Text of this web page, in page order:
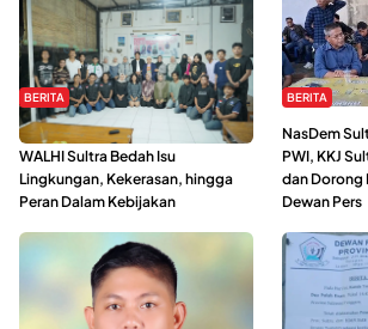
BERITA
Refleksi Gerakan Perempuan,
WALHI Sultra Bedah Isu
Lingkungan, Kekerasan, hingga
Peran Dalam Kebijakan
BERITA
NasDem
PWI, KKJ
dan Dorong
Dewan Pers